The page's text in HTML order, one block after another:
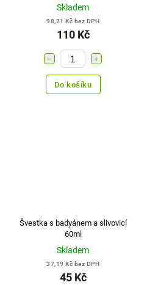
Skladem
98,21 Kč bez DPH
110 Kč
+
−
Do košíku
Švestka s badyánem a slivovicí
60ml
Skladem
37,19 Kč bez DPH
45 Kč